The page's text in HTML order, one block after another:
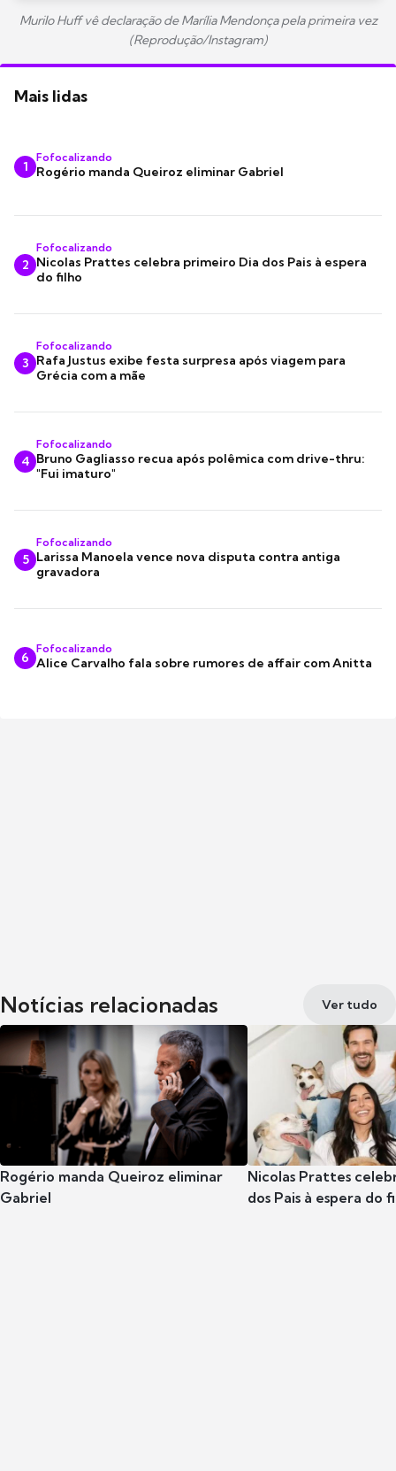
Murilo Huff vê declaração de Marília Mendonça pela primeira vez
(Reprodução/Instagram)
Mais lidas
1
Fofocalizando
Rogério manda Queiroz eliminar Gabriel
2
Fofocalizando
Nicolas Prattes celebra primeiro Dia dos Pais à espera
do filho
3
Fofocalizando
Rafa Justus exibe festa surpresa após viagem para
Grécia com a mãe
4
Fofocalizando
Bruno Gagliasso recua após polêmica com drive-thru:
"Fui imaturo"
5
Fofocalizando
Larissa Manoela vence nova disputa contra antiga
gravadora
6
Fofocalizando
Alice Carvalho fala sobre rumores de affair com Anitta
Notícias relacionadas Ver tudo
Rogério manda Queiroz eliminar
Gabriel
Nicolas Prattes
dos Pais à espera do